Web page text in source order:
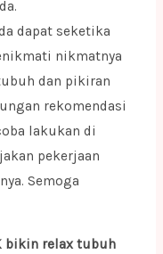
dapat seketika
nikmatnya
dan pikiran
rekomendasi
lakukan di
pekerjaan
Semoga
bikin relax tubuh